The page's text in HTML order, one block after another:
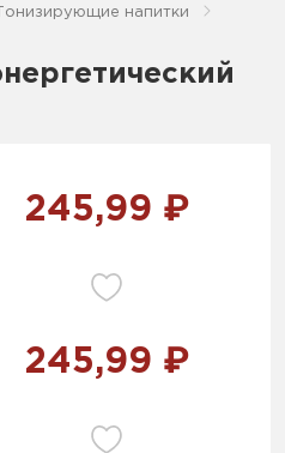
Тонизирующие напитки
245,99 ₽
245,99 ₽